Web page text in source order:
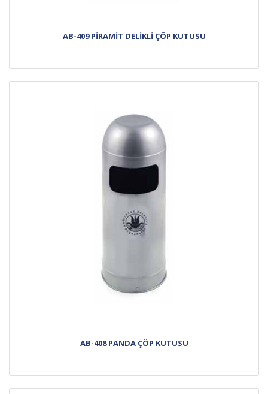
AB-409 PİRAMİT DELİKLİ ÇÖP KUTUSU
AB-408 PANDA ÇÖP KUTUSU